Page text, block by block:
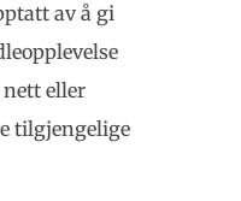
av å gi
eller
tilgjengelige